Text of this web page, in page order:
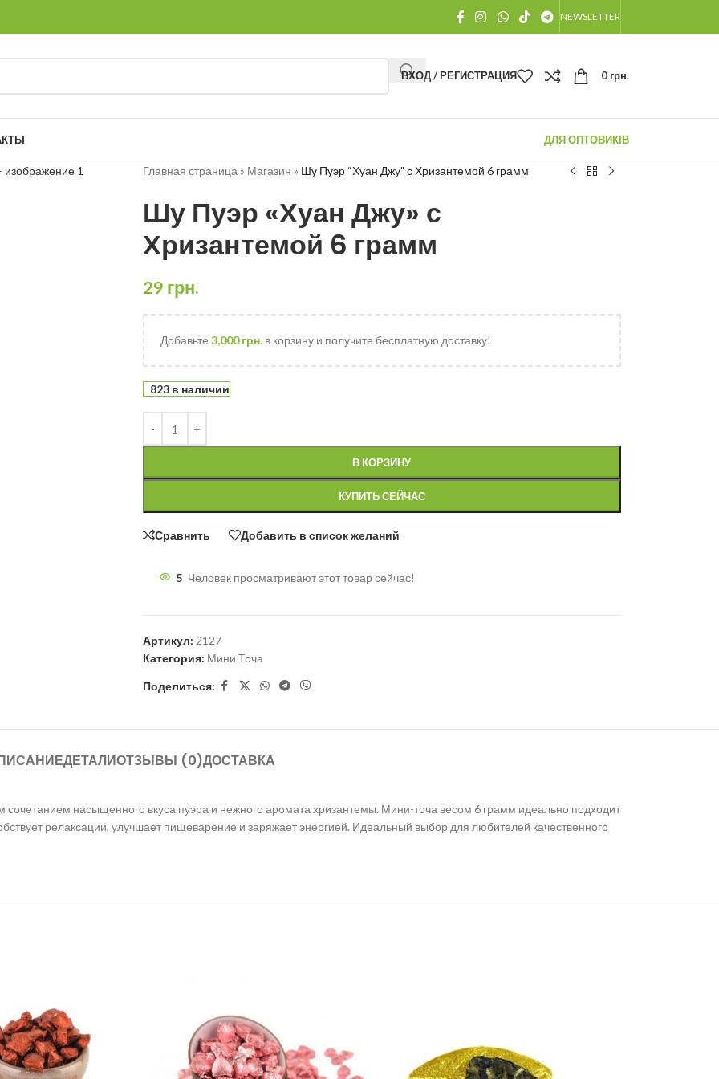
NEWSLETTER
ВХОД / РЕГИСТРАЦИЯ 0 грн.
ДЛЯ ОПТОВИКІВ
Главная страница » Магазин » Шу Пуэр “Хуан Джу” с Хризантемой 6 грамм
Шу Пуэр «Хуан Джу» с
Хризантемой 6 грамм
29 грн.
Добавьте 3,000грн.в корзину и получите бесплатную доставку!
823 в наличии
В КОРЗИНУ
КУПИТЬ СЕЙЧАС
Сравнить Добавить в список желаний
5 Человек просматривают этот товар сейчас!
Артикул: 2127
Категория: Мини Точа
Поделиться:
ДЕТАЛИОТЗЫВЫ (0)ДОСТАВКА
насыщенного вкуса пуэра и нежного аромата хризантемы. Мини-точа весом 6 грамм идеально подходит
релаксации, улучшает пищеварение и заряжает энергией. Идеальный выбор для любителей качественного